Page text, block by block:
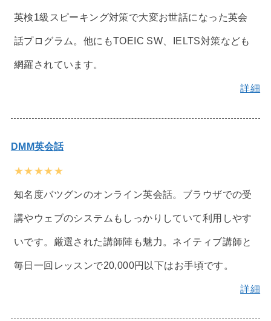
英検1級スピーキング対策で大変お世話になった英会
話プログラム。他にもTOEIC SW、IELTS対策なども
網羅されています。
詳細
DMM英会話
★★★★★
知名度バツグンのオンライン英会話。ブラウザでの受
講やウェブのシステムもしっかりしていて利用しやす
いです。厳選された講師陣も魅力。ネイティブ講師と
毎日一回レッスンで20,000円以下はお手頃です。
詳細